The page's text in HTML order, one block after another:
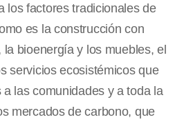
los factores tradicionales de
es la construcción con
la bioenergía y los muebles, el
servicios ecosistémicos que
las comunidades y a toda la
mercados de carbono, que